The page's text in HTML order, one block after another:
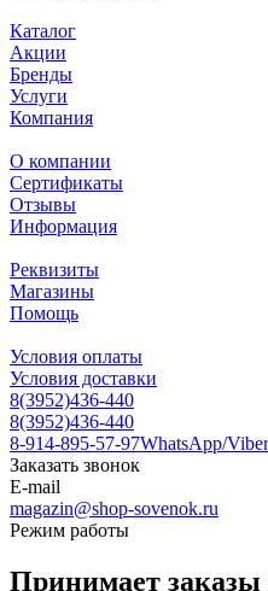
Каталог
Акции
Бренды
Услуги
Компания
О компании
Сертификаты
Отзывы
Информация
Реквизиты
Магазины
Помощь
Условия оплаты
Условия доставки
8(3952)436-440
8(3952)436-440
8-914-895-57-97WhatsApp/
Заказать звонок
E-mail
magazin@shop-sovenok.ru
Режим работы
Принимает заказы